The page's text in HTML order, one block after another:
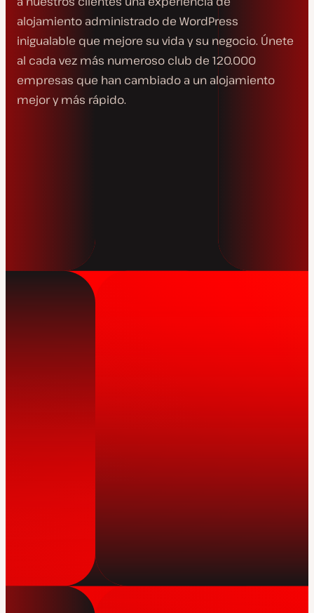
alojamiento administrado de WordPress
inigualable que mejore su vida y su negocio. Únete
al cada vez más numeroso club de 120.000
empresas que han cambiado a un alojamiento
mejor y más rápido.